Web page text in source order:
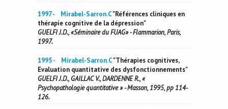
1997 - Mirabel-Sarron.C"Références cliniques en
thérapie cognitive de la dépression"
GUELFI J.D., «Séminaire du FUAG» - Flammarion, Paris,
1997.
1995 - Mirabel-Sarron.C"Thérapies cognitives,
Evaluation quantitative des dysfonctionnements"
GUELFI J.D., GAILLAC V., DARDENNE R., «
Psychopathologie quantitative » - Masson, 1995, pp 114-
126.